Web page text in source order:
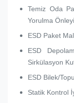
Temiz Oda
Yorulma
ESD Paket
ESD
Sirkülasyon
ESD Bilek/
Statik Kontrol